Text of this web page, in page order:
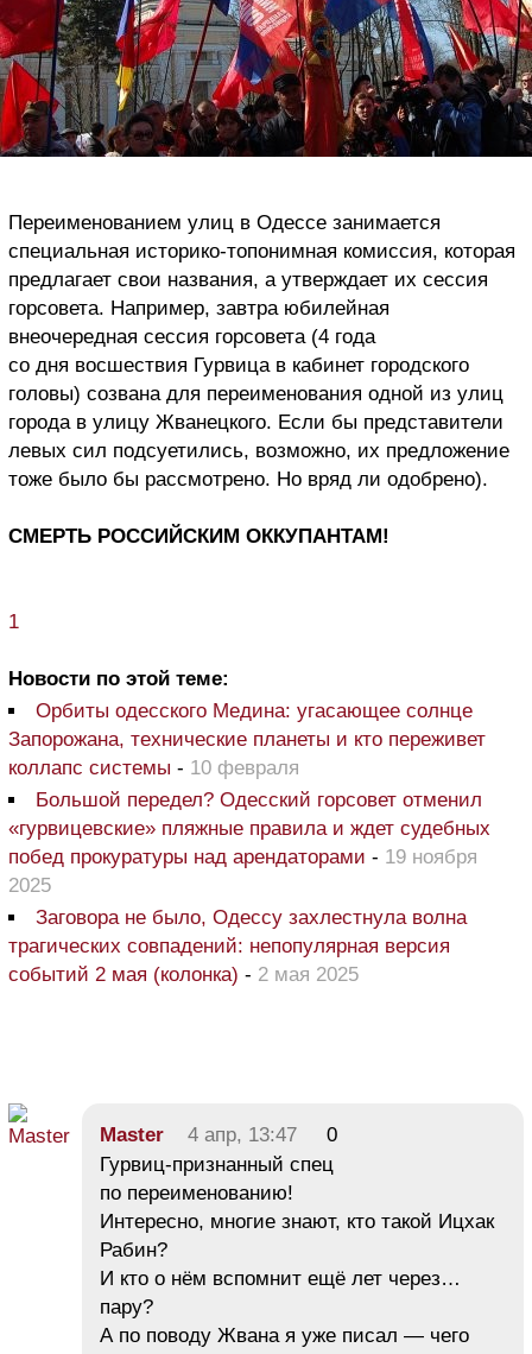
Переименованием улиц в Одессе занимается
специальная историко-топонимная комиссия, которая
предлагает свои названия, а утверждает их сессия
горсовета. Например, завтра юбилейная
внеочередная сессия горсовета (4 года
со дня восшествия Гурвица в кабинет городского
головы) созвана для переименования одной из улиц
города в улицу Жванецкого. Если бы представители
левых сил подсуетились, возможно, их предложение
тоже было бы рассмотрено. Но вряд ли одобрено).
СМЕРТЬ РОССИЙСКИМ ОККУПАНТАМ!
1
Новости по этой теме:
Орбиты одесского Медина: угасающее солнце
Запорожана, технические планеты и кто переживет
коллапс системы - 10 февраля
Большой передел? Одесский горсовет отменил
«гурвицевские» пляжные правила и ждет судебных
побед прокуратуры над арендаторами - 19 ноября
2025
Заговора не было, Одессу захлестнула волна
трагических совпадений: непопулярная версия
событий 2 мая (колонка) - 2 мая 2025
Master 4 апр, 13:47
0
Гурвиц-признанный спец
по переименованию!
Интересно, многие знают, кто такой Ицхак
Рабин?
И кто о нём вспомнит ещё лет через…
пару?
А по поводу Жвана я уже писал — чего